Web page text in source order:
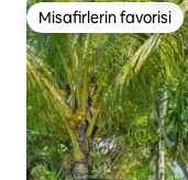
Misafirlerin favorisi
Misafirlerin favorisi